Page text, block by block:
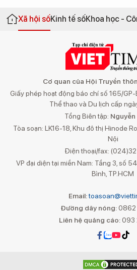
Xã hội sốKinh tế sốKhoa học -
Cơ quan của Hội Truyền
Giấy phép hoạt động báo chí số 165/GP-
Thể thao và Du lịch cấp
Tổng Biên tập: Nguyễn
Tòa soạn: LK16-18, Khu đô thị Hinode
Nội
Điện thoại/fax: (024)32
VP đại diện tại miền Nam: Tầng 3, số
Bình, TP.HCM
Email:
Đường dây nóng:
Liên hệ quảng cáo:093